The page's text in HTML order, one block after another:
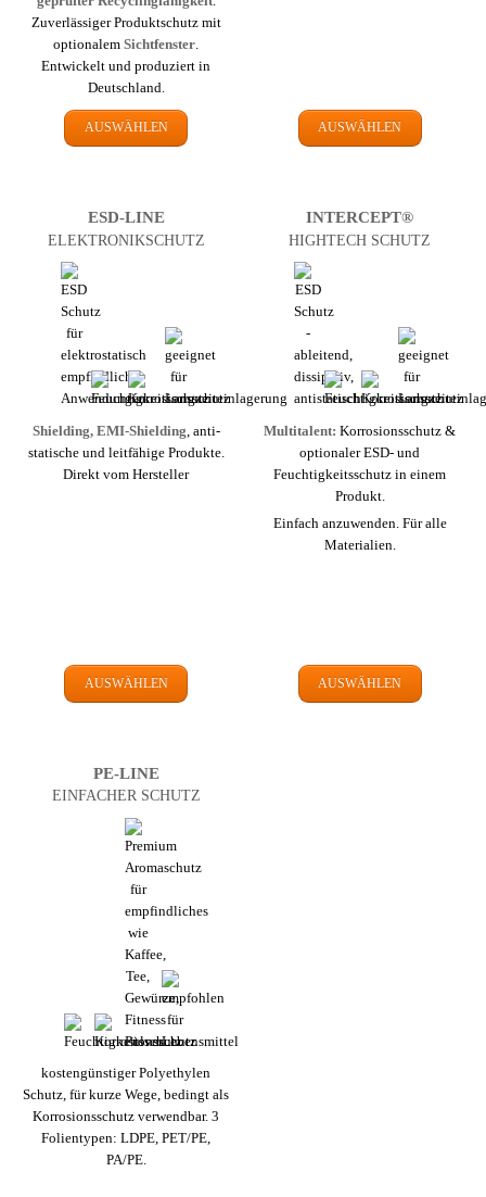
Zuverlässiger Produktschutz mit
optionalemSichtfenster
Entwickelt und produziert in
Deutschland.
AUSWÄHLEN AUSWÄHLEN
ESD-LINE
ELEKTRONIK­SCHUTZ
Shielding, EMI-Shielding , anti­
statische und leit­fähige Produkte.
Direkt vom Hersteller
AUSWÄHLEN
INTERCEPT®
HIGHTECH SCHUTZ
Multi­talent: Korrosions­schutz &
optionaler ESD- und
Feuchtigkeits­schutz in einem
Produkt.
Einfach anzu­wenden. Für alle
Materialien.
AUSWÄHLEN
PE-LINE
EINFACHER SCHUTZ
kosten­günstiger Polyethylen
Schutz, für kurze Wege, bedingt als
Korrosions­schutz verwendbar. 3
Folien­typen: LDPE, PET/PE,
PA/PE.